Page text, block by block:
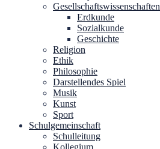
Gesellschaftswissenschaften
Erdkunde
Sozialkunde
Geschichte
Religion
Ethik
Philosophie
Darstellendes Spiel
Musik
Kunst
Sport
Schulgemeinschaft
Schulleitung
Kollegium